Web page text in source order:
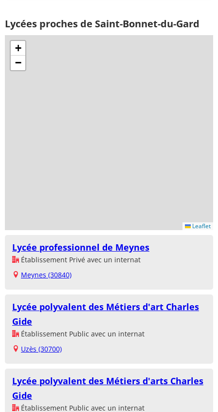
Lycées proches de Saint-Bonnet-du-Gard
+
−
Leaflet
Lycée professionnel de Meynes
Établissement Privé avec un internat
Meynes (30840)
Lycée polyvalent des Métiers d'art Charles
Gide
Établissement Public avec un internat
Uzès (30700)
Lycée polyvalent des Métiers d'arts Charles
Gide
Établissement Public avec un internat